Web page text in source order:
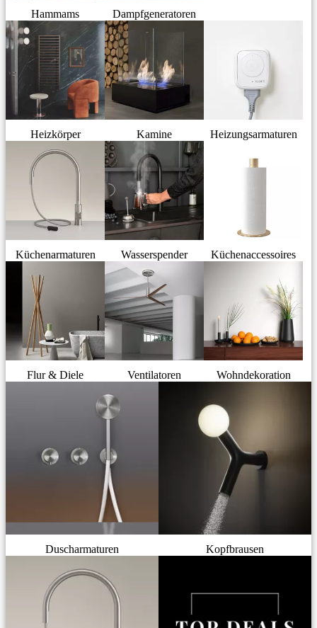
Hammams Dampfgeneratoren
Heizkörper Kamine Heizungsarmaturen
Küchenarmaturen Wasserspender Küchenaccessoires
Flur & Diele Ventilatoren Wohndekoration
Duscharmaturen Kopfbrausen